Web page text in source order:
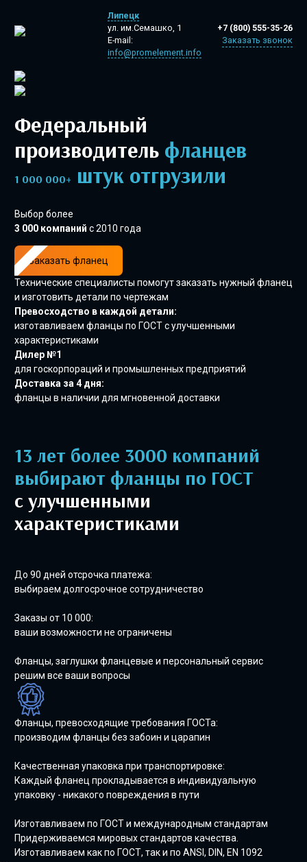
Липецк
ул. им.Семашко, 1
E-mail:
info@promelement.info
+7 (800) 555-35-26
Заказать звонок
Федеральный
производитель фланцев
1 000 000+ штук отгрузили
Выбор более
3 000 компаний с 2010 года
Заказать фланец
Технические специалисты помогут заказать нужный фланец
и изготовить детали по чертежам
Превосходство в каждой детали:
изготавливаем фланцы по ГОСТ с улучшенными
характеристиками
Дилер №1
для госкорпораций и промышленных предприятий
Доставка за 4 дня:
фланцы в наличии для мгновенной доставки
13 лет более 3000 компаний
выбирают фланцы по ГОСТ
с улучшенными
характеристиками
До 90 дней отсрочка платежа:
выбираем долгосрочное сотрудничество
Заказы от 10 000:
ваши возможности не ограничены
Фланцы, заглушки фланцевые и персональный сервис
решим все ваши вопросы
Фланцы, превосходящие требования ГОСТа:
производим фланцы без забоин и царапин
Качественная упаковка при транспортировке:
Каждый фланец прокладывается в индивидуальную
упаковку - никакого повреждения в пути
Изготавливаем по ГОСТ и международным стандартам
Придерживаемся мировых стандартов качества.
Изготавливаем как по ГОСТ, так и по ANSI, DIN, EN 1092